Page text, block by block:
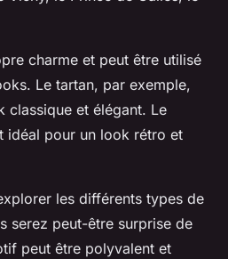
charme et peut être utilisé
Le tartan, par exemple,
classique et élégant. Le
idéal pour un look rétro et
les différents types de
serez peut-être surprise de
peut être polyvalent et